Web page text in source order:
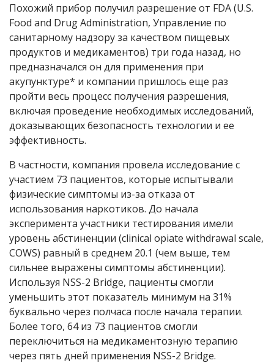
Похожий прибор получил разрешение от FDA (U.S.
Food and Drug Administration, Управление по
санитарному надзору за качеством пищевых
продуктов и медикаментов) три года назад, но
предназначался он для применения при
акупунктуре* и компании пришлось еще раз
пройти весь процесс получения разрешения,
включая проведение необходимых исследований,
доказывающих безопасность технологии и ее
эффективность.
В частности, компания провела исследование с
участием 73 пациентов, которые испытывали
физические симптомы из-за отказа от
использования наркотиков. До начала
эксперимента участники тестирования имели
уровень абстиненции (clinical opiate withdrawal scale,
COWS) равный в среднем 20.1 (чем выше, тем
сильнее выражены симптомы абстиненции).
Используя NSS-2 Bridge, пациенты смогли
уменьшить этот показатель минимум на 31%
буквально через полчаса после начала терапии.
Более того, 64 из 73 пациентов смогли
переключиться на медикаментозную терапию
через пять дней применения NSS-2 Bridge.